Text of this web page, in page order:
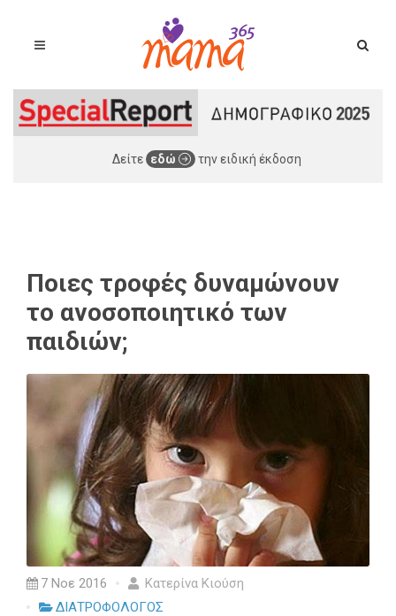
Δείτε εδώ την ειδική έκδοση
Ποιες τροφές δυναμώνουν
το ανοσοποιητικό των
παιδιών;
7 Νοε 2016
Kατερίνα Κιούση
ΔΙΑΤΡΟΦΟΛΟΓΟΣ